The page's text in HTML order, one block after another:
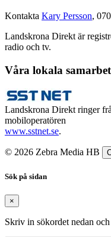
Kontakta Kary Persson,
Landskrona Direkt är
radio och tv.
Våra lokala
Landskrona Direkt ringer
mobiloperatören
www.sstnet.se.
© 2026 Zebra Media HB
Sök på sidan
×
Skriv in sökordet nedan